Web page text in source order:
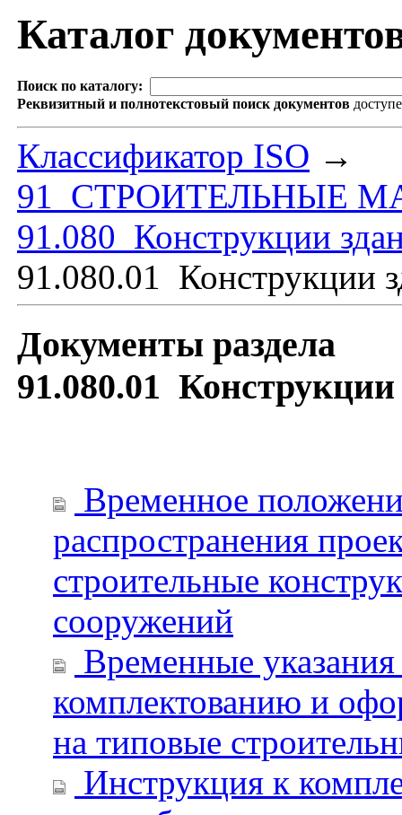
Каталог
Поиск по каталогу:
Реквизитный и полнотекстовый поиск документов
Классификатор ISO →
91 СТРОИТЕЛЬНЫЕ
91.080 Конструкции
91.080.01 Конструкции
Документы раздела
91.080.01
Временное
распространения
строительные
сооружений
Временные
комплектованию и
на типовые
Инструкция к